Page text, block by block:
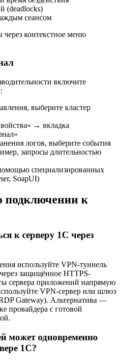
(deadlocks)
сеансом
через контекстное меню
включите
выберите кластер
→ вкладка
логов, выберите события
запросы длительностью
специализированных
SoapUI)
подключении к
к серверу 1С через
используйте VPN-туннель
защищённое HTTPS-
сервера приложений напрямую
VPN-сервер или шлюз
Gateway). Альтернатива —
провайдера с готовой
может одновременно
1С?